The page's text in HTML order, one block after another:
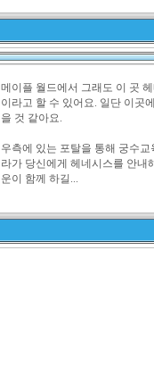
메이플 월드에서 그래도 이 곳
이라고 할 수 있어요. 일단 이곳
을 것 같아요.
우측에 있는 포탈을 통해 궁수
라가 당신에게 헤네시스를 안내
운이 함께 하길...